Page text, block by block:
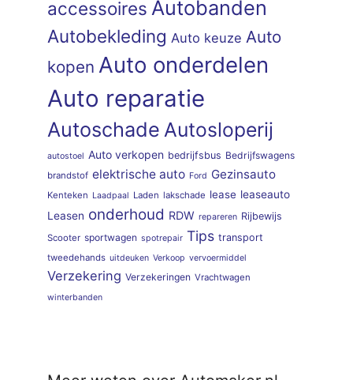
accessoires Autobanden
Autobekleding Auto keuze Auto
kopen Auto onderdelen
Auto reparatie
Autoschade Autosloperij
autostoel Auto verkopen bedrijfsbus Bedrijfswagens
brandstof elektrische auto Ford Gezinsauto
Kenteken Laadpaal Laden lakschade lease leaseauto
Leasen onderhoud RDW repareren Rijbewijs
Scooter sportwagen spotrepair Tips transport
tweedehands uitdeuken Verkoop vervoermiddel
Verzekering Verzekeringen Vrachtwagen
winterbanden